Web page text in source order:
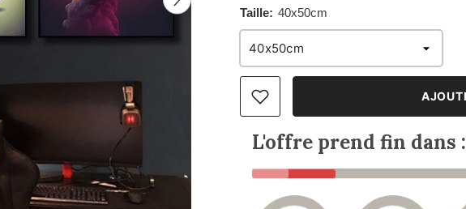
Taille: 40x50cm
L'offre prend fin dans :